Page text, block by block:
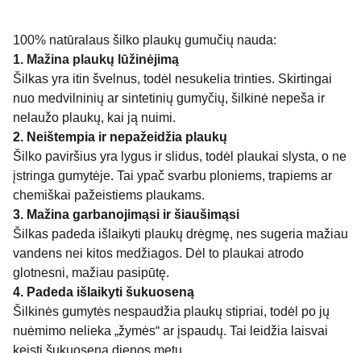
100% natūralaus šilko plaukų gumučių nauda:
1. Mažina plaukų lūžinėjimą
Šilkas yra itin švelnus, todėl nesukelia trinties. Skirtingai
nuo medvilninių ar sintetinių gumyčių, šilkinė nepeša ir
nelaužo plaukų, kai ją nuimi.
2. Neištempia ir nepažeidžia plaukų
Šilko paviršius yra lygus ir slidus, todėl plaukai slysta, o ne
įstringa gumytėje. Tai ypač svarbu ploniems, trapiems ar
chemiškai pažeistiems plaukams.
3. Mažina garbanojimąsi ir šiaušimąsi
Šilkas padeda išlaikyti plaukų drėgmę, nes sugeria mažiau
vandens nei kitos medžiagos. Dėl to plaukai atrodo
glotnesni, mažiau pasipūtę.
4. Padeda išlaikyti šukuoseną
Šilkinės gumytės nespaudžia plaukų stipriai, todėl po jų
nuėmimo nelieka „žymės“ ar įspaudų. Tai leidžia laisvai
keisti šukuoseną dienos metu.